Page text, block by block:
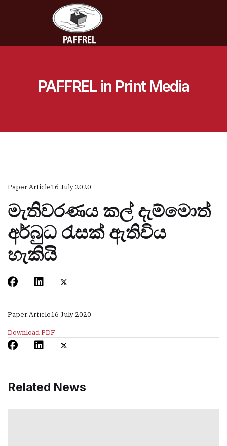
PAFFREL in Print Media
Paper Article16 July 2020
මැතිවරණය කල් දැම්මොත්
අර්බුධ රැසක් ඇතිවිය
හැකියි
Paper Article16 July 2020
Download PDF
Related News